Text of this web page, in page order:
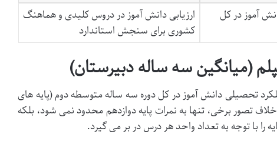
آموز در کل
ارزیابی دانش آموز در دروس کلیدی و هماهنگ
کشوری برای سنجش استاندارد
(میانگین سه ساله دبیرستان)
تحصیلی دانش آموز در کل دوره سه ساله متوسطه دوم (پایه های
تصور برخی، تنها به نمرات پایه دوازدهم محدود نمی شود، بلکه
با توجه به تعداد واحد هر درس در بر می گیرد.